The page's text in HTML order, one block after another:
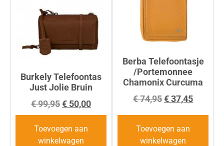
Burkely Telefoontas
Just Jolie Bruin
€99,95€ 50,00
Toevoegen aan
winkelwagen
Berba Telefoontasje
/Portemonnee
Chamonix Curcuma
€74,95€37,45
Toevoegen aan
winkelwagen